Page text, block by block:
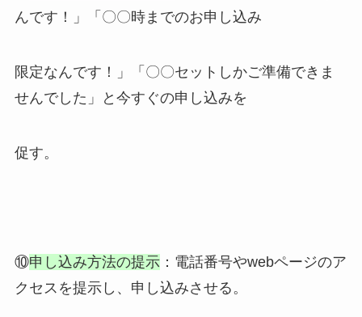
んです！」「〇〇時までのお申し込み
限定なんです！」「〇〇セットしかご準備できま
せんでした」と今すぐの申し込みを
促す。
⑩申し込み方法の提示：電話番号やwebページのア
クセスを提示し、申し込みさせる。